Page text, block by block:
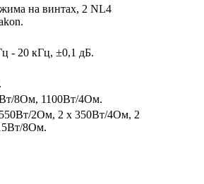
на винтах, 2 NL4
- 20 кГц, ±0,1 дБ.
8Ом, 1100Вт/4Ом.
2Ом, 2 х 350Вт/4Ом, 2
8Ом.